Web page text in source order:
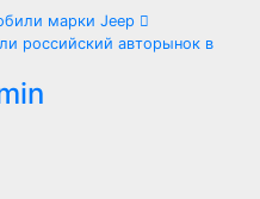
марки Jeep
российский авторынок в